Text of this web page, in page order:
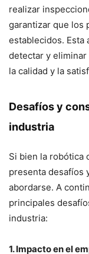
realizar
garantizar que los
establecidos. Esta
detectar y
la calidad y la
Desafíos y
industria
Si bien la robótica
presenta desafíos
abordarse. A
principales
industria:
1. Impacto en el